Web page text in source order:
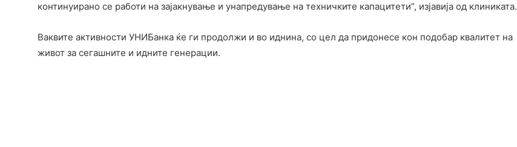
континуирано се работи на зајакнување и унапредување на техничките капацитети”, изјавија од клиниката.
Ваквите активности УНИБанка ќе ги продолжи и во иднина, со цел да придонесе кон подобар квалитет на
живот за сегашните и идните генерации.